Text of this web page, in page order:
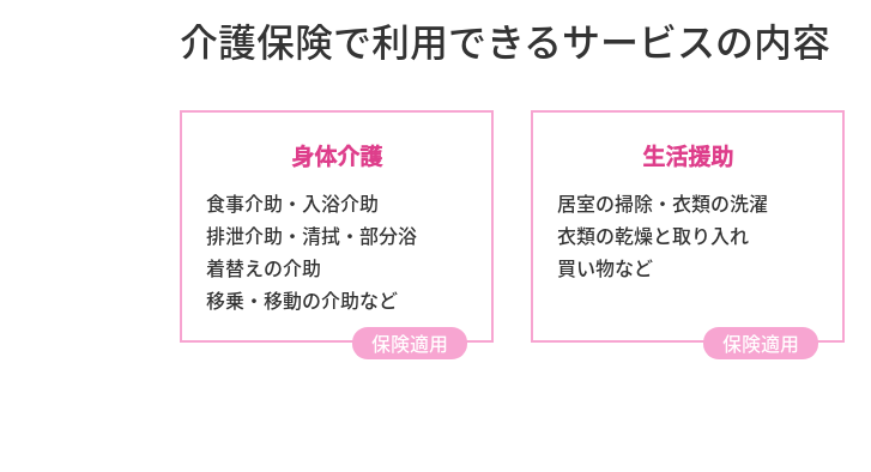
介護保険で利用できるサービスの内容
身体介護
食事介助・入浴介助
排泄介助・清拭・部分浴
着替えの介助
移乗・移動の介助など
保険適用
生活援助
居室の掃除・衣類の洗濯
衣類の乾燥と取り入れ
買い物など
保険適用